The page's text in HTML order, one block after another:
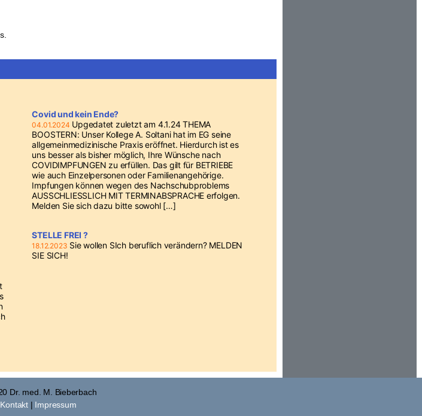
Covid und kein Ende?
04.01.2024 Upgedatet zuletzt am 4.1.24 THEMA
BOOSTERN: Unser Kollege A. Soltani hat im EG seine
allgemeinmedizinische Praxis eröffnet. Hierdurch ist es
uns besser als bisher möglich, Ihre Wünsche nach
COVIDIMPFUNGEN zu erfüllen. Das gilt für BETRIEBE
wie auch Einzelpersonen oder Familienangehörige.
Impfungen können wegen des Nachschubproblems
AUSSCHLIESSLICH MIT TERMINABSPRACHE erfolgen.
Melden Sie sich dazu bitte sowohl […]
STELLE FREI ?
18.12.2023 Sie wollen SIch beruflich verändern? MELDEN
SIE SICH!
Dr. med. M. Bieberbach
Kontakt| Impressum